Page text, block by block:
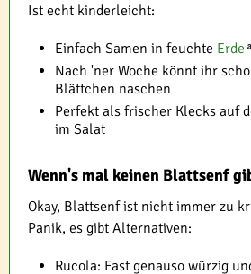
Ist echt kinderleicht:
Einfach Samen in feuchte Erde
Nach 'ner Woche könnt ihr
Blättchen naschen
Perfekt als frischer Klecks auf
im Salat
Wenn's mal keinen Blattsenf
Okay, Blattsenf ist nicht immer zu
Panik, es gibt Alternativen:
Rucola: Fast genauso würzig